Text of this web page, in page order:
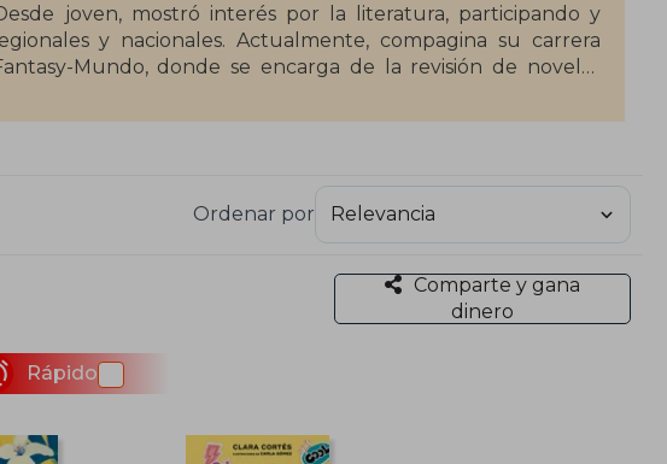
joven, mostró interés por la literatura, participando y
y nacionales. Actualmente, compagina su carrera
Mundo, donde se encarga de la revisión de novelas
(2015), con la que ganó la tercera edición del Premio La
el género young-adult, aborda temas de salud mental y
escribiste sobre el fuego" (2016) y "Pájaro azul" (2018),
el ámbito de la literatura juvenil española.
Ordenar por
Comparte y gana
dinero
Rápido